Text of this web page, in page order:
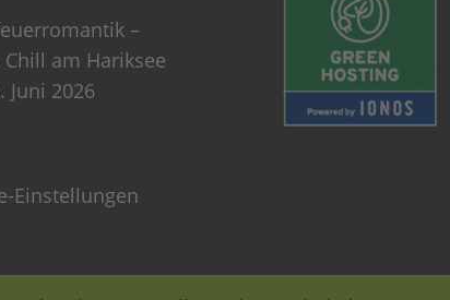
–
Chill am Hariksee
Juni 2026
Einstellungen